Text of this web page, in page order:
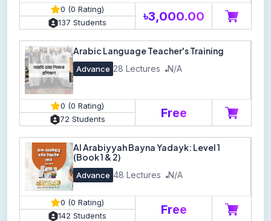
0 (0 Rating)
137 Students
৳3,000.00
Arabic Language Teacher's Training
Advance 28 Lectures N/A
0 (0 Rating)
72 Students
Free
Al Arabiyyah Bayna Yadayk: Level 1
(Book 1 & 2)
Advance 48 Lectures N/A
0 (0 Rating)
142 Students
Free